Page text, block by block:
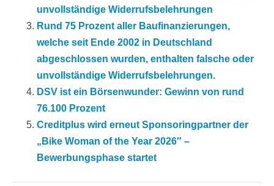
unvollständige Widerrufsbelehrungen
Rund 75 Prozent aller Baufinanzierungen,
welche seit Ende 2002 in Deutschland
abgeschlossen wurden, enthalten falsche oder
unvollständige Widerrufsbelehrungen.
DSV ist ein Börsenwunder: Gewinn von rund
76.100 Prozent
Creditplus wird erneut Sponsoringpartner der
„Bike Woman of the Year 2026″ –
Bewerbungsphase startet